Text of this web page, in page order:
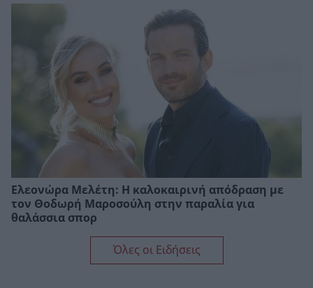
Ελεονώρα Μελέτη: Η καλοκαιρινή απόδραση με
τον Θοδωρή Μαροσούλη στην παραλία για
θαλάσσια σπορ
Όλες οι Ειδήσεις